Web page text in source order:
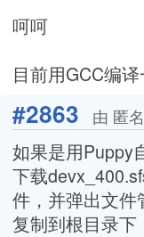
呵呵
目前用GCC编
#2863 由 匿
如果是用Puppy
下载
件，并弹出文
复制到根目录